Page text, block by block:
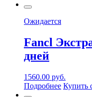
Ожидается
Fancl
дней
1560.00 руб.
Подробнее Купить